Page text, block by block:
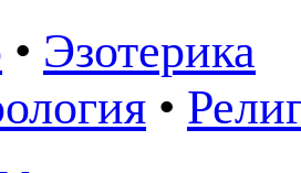
• Эзотерика
•